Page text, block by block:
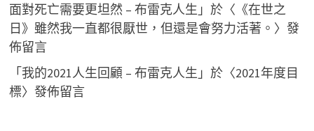
面對死亡需要更坦然 – 布雷克人生 」於〈 《在世之
日》雖然我一直都很厭世，但還是會努力活著。 〉發
佈留言
「我的2021人生回顧 – 布雷克人生 」於〈2021年度目
標〉發佈留言